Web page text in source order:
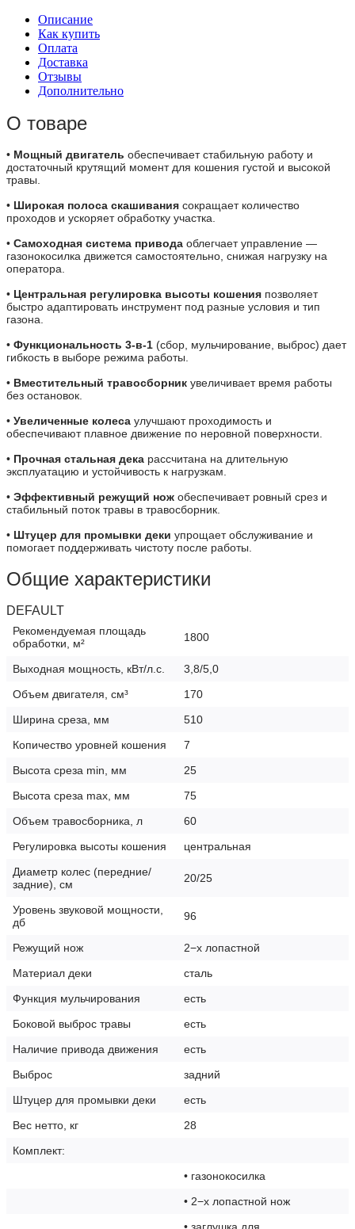
Описание
Как купить
Оплата
Доставка
Отзывы
Дополнительно
О товаре
• Мощный двигатель обеспечивает стабильную работу и
достаточный крутящий момент для кошения густой и высокой
травы.
• Широкая полоса скашивания сокращает количество
проходов и ускоряет обработку участка.
• Самоходная система привода облегчает управление —
газонокосилка движется самостоятельно, снижая нагрузку на
оператора.
• Центральная регулировка высоты кошения позволяет
быстро адаптировать инструмент под разные условия и тип
газона.
• Функциональность 3-в-1 (сбор, мульчирование, выброс) дает
гибкость в выборе режима работы.
• Вместительный травосборник увеличивает время работы
без остановок.
• Увеличенные колеса улучшают проходимость и
обеспечивают плавное движение по неровной поверхности.
• Прочная стальная дека рассчитана на длительную
эксплуатацию и устойчивость к нагрузкам.
• Эффективный режущий нож обеспечивает ровный срез и
стабильный поток травы в травосборник.
• Штуцер для промывки деки упрощает обслуживание и
помогает поддерживать чистоту после работы.
Общие характеристики
DEFAULT
Рекомендуемая площадь
обработки, м²
1800
Выходная мощность, кВт/л.с.
3,8/5,0
Объем двигателя, см³
170
Ширина среза, мм
510
Копичество уровней кошения
7
Высота среза min, мм
25
Высота cpeзa max, мм
75
Объем травосборника, л
60
Регулировка высоты кошения
центральная
Диаметр колес (передние/
задние), см
20/25
Уровень звуковой мощности,
дб
96
Режущий нож
2−х лопастной
Материал деки
сталь
Функция мульчирования
есть
Боковой выброс травы
есть
Наличие привода движения
есть
Выброс
задний
Штуцер для промывки деки
есть
Вес нетто, кг
28
Комплект:
• газонокосилка
• 2−х лопастной нож
• заглушка для